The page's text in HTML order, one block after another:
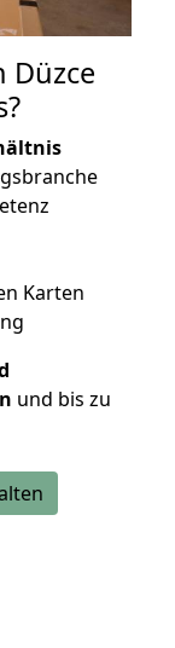
Düzce
Karten
und bis zu